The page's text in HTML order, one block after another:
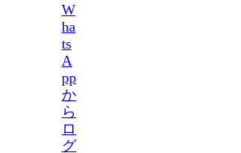
W
ha
ts
A
pp
か
ら
ロ
グ